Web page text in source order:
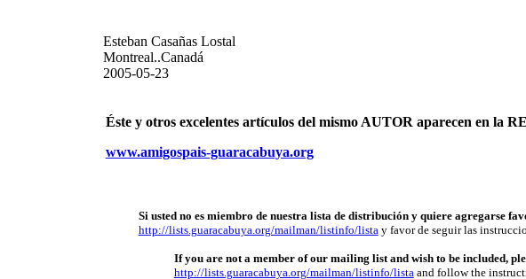
Esteban Casañas Lostal
Montreal..Canadá
2005-05-23
Éste y otros excelentes artículos del mismo AUTOR aparecen en la
www.amigospais-guaracabuya.org
Si usted no es miembro de nuestra lista de distribución y quiere agregarse
http://lists.guaracabuya.org/mailman/listinfo/listay favor de seguir las
If you are not a member of our mailing list and wish to be included,
http://lists.guaracabuya.org/mailman/listinfo/listaand follow the